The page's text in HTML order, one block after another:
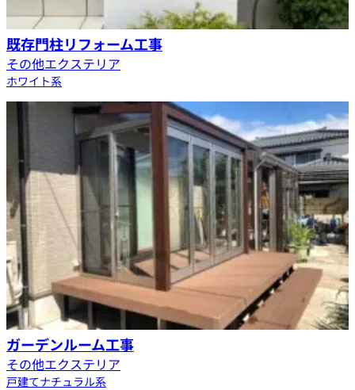
既存門柱リフォーム工事
その他エクステリア
ホワイト系
ガーデンルーム工事
その他エクステリア
戸建てナチュラル系